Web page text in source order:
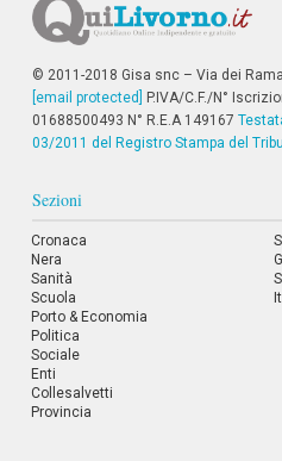
o
n
o
© 2011-2018 Gisa snc – Via dei
[email protected]
P.IVA/C.F./N°
01688500493 N° R.E.A 149167
03/2011 del Registro Stampa del
Sezioni
Cronaca
Nera
Sanità
Scuola
Porto & Economia
Politica
Sociale
Enti
Collesalvetti
Provincia